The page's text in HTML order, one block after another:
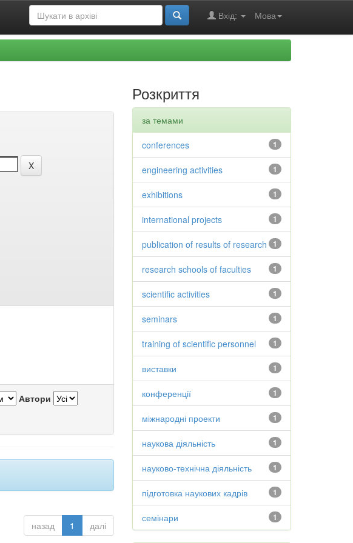
Мова
Вхід:
Автори
назад 1 далі
Розкриття
за темами
1
conferences
1
engineering activities
1
exhibitions
1
international projects
1
publication of results of research
1
research schools of faculties
1
scientific activities
1
seminars
1
training of scientific personnel
1
виставки
1
конференції
1
міжнародні проекти
1
наукова діяльність
1
науково-технічна діяльність
1
підготовка наукових кадрів
1
семінари